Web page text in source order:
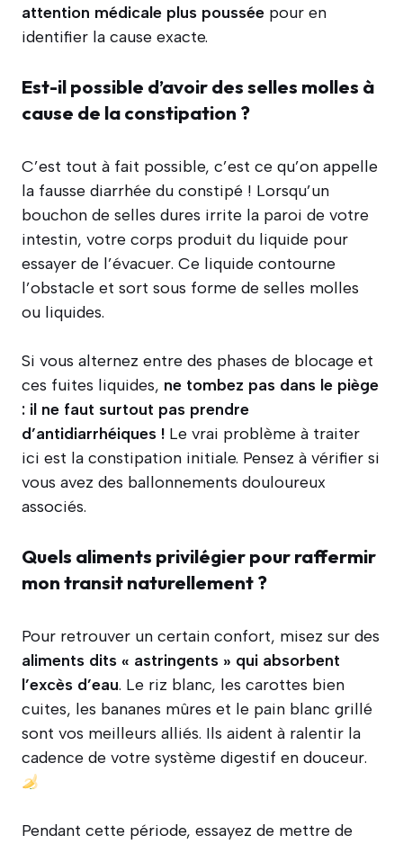
attention médicale plus poussée pour en
identifier la cause exacte.
Est-il possible d’avoir des selles molles à
cause de la constipation ?
C’est tout à fait possible, c’est ce qu’on appelle
la fausse diarrhée du constipé ! Lorsqu’un
bouchon de selles dures irrite la paroi de votre
intestin, votre corps produit du liquide pour
essayer de l’évacuer. Ce liquide contourne
l’obstacle et sort sous forme de selles molles
ou liquides.
Si vous alternez entre des phases de blocage et
ces fuites liquides, ne tombez pas dans le piège
: il ne faut surtout pas prendre
d’antidiarrhéiques ! Le vrai problème à traiter
ici est la constipation initiale. Pensez à vérifier si
vous avez des ballonnements douloureux
associés.
Quels aliments privilégier pour raffermir
mon transit naturellement ?
Pour retrouver un certain confort, misez sur des
aliments dits « astringents » qui absorbent
l’excès d’eau. Le riz blanc, les carottes bien
cuites, les bananes mûres et le pain blanc grillé
sont vos meilleurs alliés. Ils aident à ralentir la
cadence de votre système digestif en douceur.
Pendant cette période, essayez de mettre de